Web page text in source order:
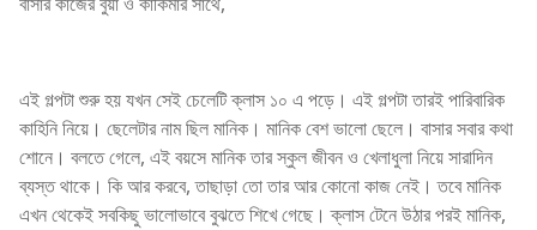
এই গল্পটা শুরু হয় যখন সেই চেলেটি ক্লাস ১০ এ পড়ে। এই গল্পটা তারই পারিবারিক
কাহিনি নিয়ে। ছেলেটার নাম ছিল মানিক। মানিক বেশ ভালো ছেলে। বাসার সবার কথা
শোনে। বলতে গেলে, এই বয়সে মানিক তার স্কুল জীবন ও খেলাধুলা নিয়ে সারাদিন
ব্যস্ত থাকে। কি আর করবে, তাছাড়া তো তার আর কোনো কাজ নেই। তবে মানিক
এখন থেকেই সবকিছু ভালোভাবে বুঝতে শিখে গেছে। ক্লাস টেনে উঠার পরই মানিক,